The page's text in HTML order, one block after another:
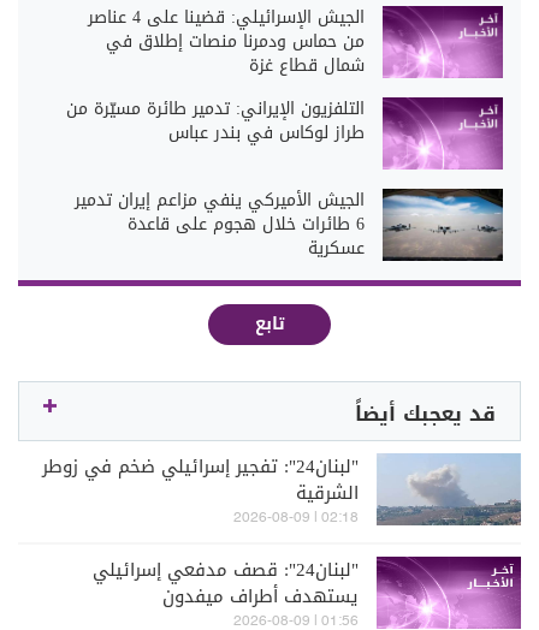
الجيش الإسرائيلي: قضينا على 4 عناصر
من حماس ودمرنا منصات إطلاق في
شمال قطاع غزة
التلفزيون الإيراني: تدمير طائرة مسيّرة من
طراز لوكاس في بندر عباس
الجيش الأميركي ينفي مزاعم إيران تدمير
6 طائرات خلال هجوم على قاعدة
عسكرية
تابع
قد يعجبك أيضاً
"لبنان24": تفجير إسرائيلي ضخم في زوطر
الشرقية
02:18 | 2026-08-09
"لبنان24": قصف مدفعي إسرائيلي
يستهدف أطراف ميفدون
01:56 | 2026-08-09